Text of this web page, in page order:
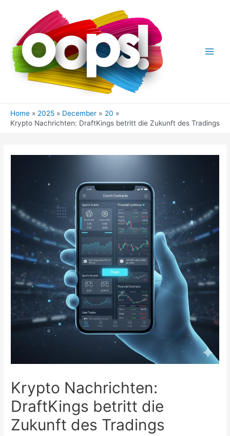
Home 2025 December
20
Krypto Nachrichten: DraftKings betritt die Zukunft des Tradings
Krypto Nachrichten:
DraftKings betritt die
Zukunft des Tradings